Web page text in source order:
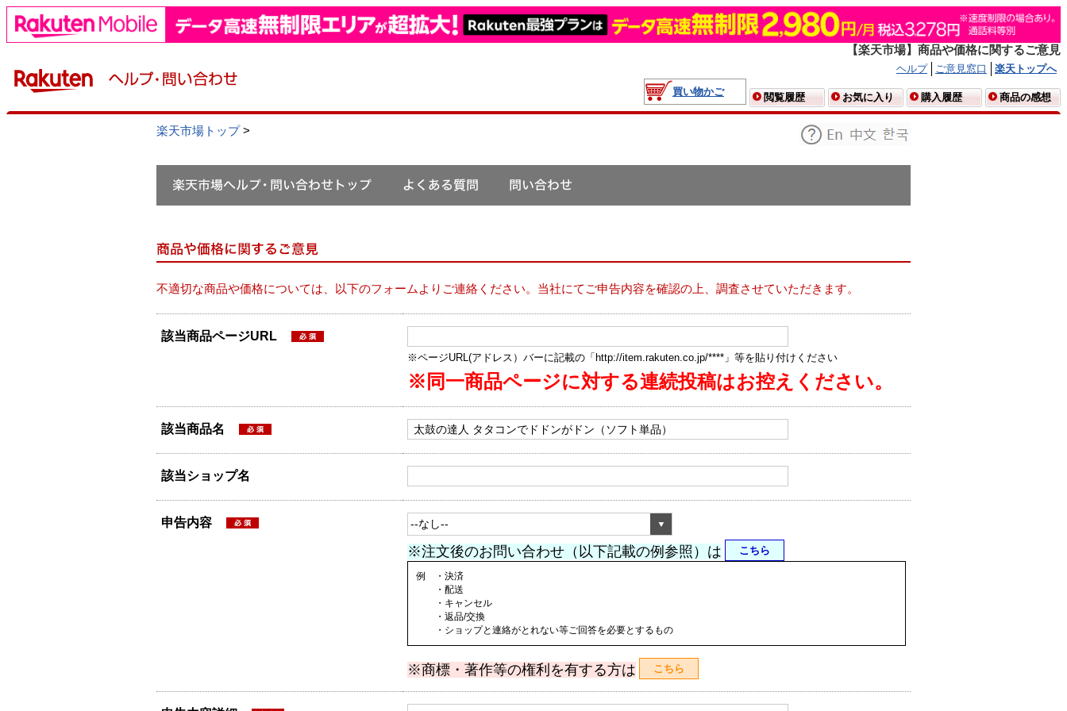
【楽天市場】商品や価格に関するご意見
ヘルプ ご意見窓口
楽天トップへ
買い物かご
閲覧履歴 お気に入り 購入履歴 商品の感想
楽天市場トップ>
不適切な商品や価格については、以下のフォームよりご連絡ください。当社にてご申告内容を確認の上、調査させていただきます。
該当商品ページURL
※ページURL(アドレス）バーに記載の「http://item.rakuten.co.jp/****」等を貼り付けください
※同一商品ページに対する連続投稿はお控えください。
該当商品名
該当ショップ名
申告内容
※注文後のお問い合わせ（以下記載の例参照）は こちら
例 ・決済
・配送
・キャンセル
・返品/交換
・ショップと連絡がとれない等ご回答を必要とするもの
※商標・著作等の権利を有する方は こちら